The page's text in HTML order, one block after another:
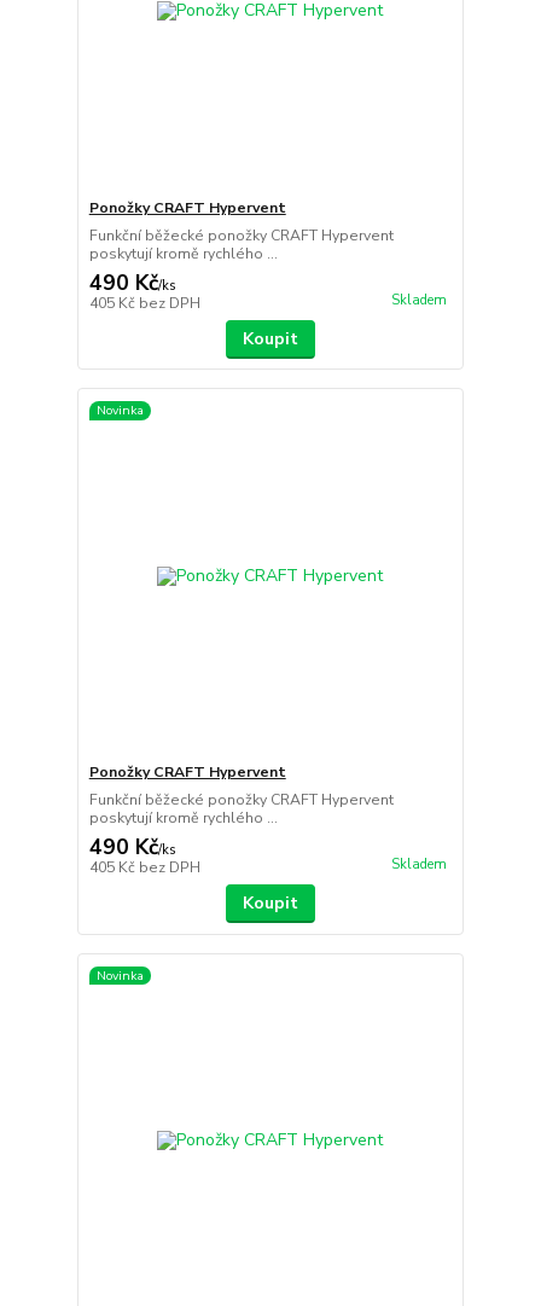
Ponožky CRAFT Hypervent
Funkční běžecké ponožky CRAFT Hypervent
poskytují kromě rychlého ...
490 Kč/ks
405 Kč bez DPH Skladem
Koupit
Novinka
Ponožky CRAFT Hypervent
Funkční běžecké ponožky CRAFT Hypervent
poskytují kromě rychlého ...
490 Kč/ks
405 Kč bez DPH Skladem
Koupit
Novinka